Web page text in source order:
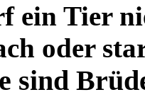
ein Tier
oder
sind